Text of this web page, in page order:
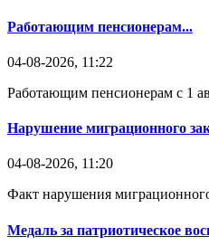
Работающим пенсионерам...
04-08-2026, 11:22
Работающим пенсионерам с 1
Нарушение миграционного
04-08-2026, 11:20
Факт нарушения
Медаль за патриотическое